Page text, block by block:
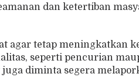
dan ketertiban
agar tetap meningkatkan
seperti pencurian
diminta segera